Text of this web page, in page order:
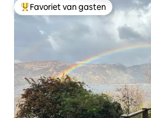
Topfavoriet van gasten
Favoriet van gasten